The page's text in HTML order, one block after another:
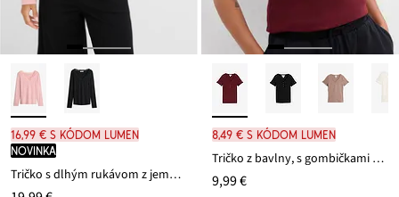
16,99 € s kódom LUMEN
novinka
Tričko s dlhým rukávom z jemnej viskózy
8,49 € s kódom LUMEN
Tričko z bavlny, s gombičkami na výstrihu
9,99 €